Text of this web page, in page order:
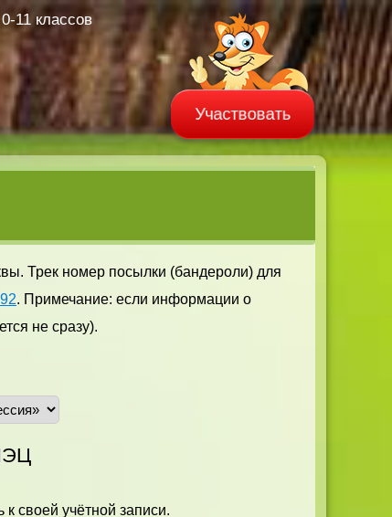
11 классов
Участвовать
Трек номер посылки (бандероли) для
. Примечание: если информации о
не сразу).
своей учётной записи.